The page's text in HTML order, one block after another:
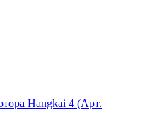
Hangkai 4 (Арт.